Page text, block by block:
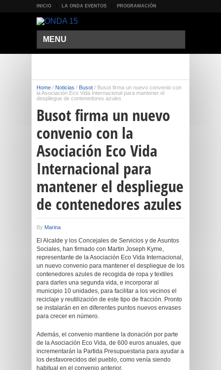
INICIO LA ONDA EVENTOS PROGRAMACIÓN
MENU
Home / Noticias / Busot / Busot firma un nuevo convenio con
la Asociación Eco Vida Internacional para mantener el
despliegue de contenedores azules
Busot firma un nuevo
convenio con la
Asociación Eco Vida
Internacional para
mantener el despliegue
de contenedores azules
By Marina
El Alcalde y los Concejales de Servicios y de Asuntos
Sociales, han firmado con Martin Joseph Kyme,
representante de la Asociación Eco Vida Internacional,
un nuevo convenio para mantener el despliegue de los
contenedores azules de recogida de ropa y textiles
para darles una segunda vida, e incorporar al
municipio 10 unidades, para facilitar a los vecinos el
reciclaje y reutilización de este tipo de fracción. Pronto
se instalarán en en diferentes puntos nuevos envases
para crecer en número.
Además, el convenio mantiene la donación por parte
de la Asociación Eco Vida, de 600 euros anuales, que
incrementarán la Partida Presupuestaria para ayudar a
los desfavorecidos del pueblo, como venía siendo
habitual en el convenio anterior.